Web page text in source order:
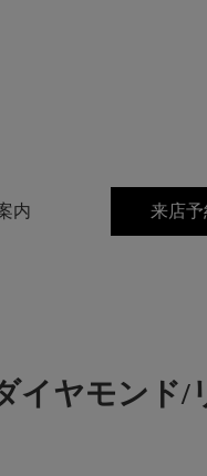
内 来店予
イヤモンド/